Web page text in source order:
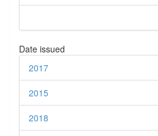
Date issued
2017
2015
2018